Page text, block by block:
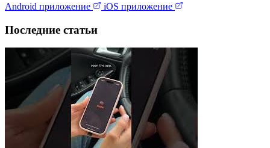
Android приложение iOS приложение
Последние статьи